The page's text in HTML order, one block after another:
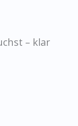
– klar